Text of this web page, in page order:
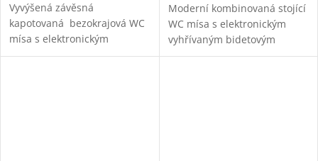
Vyvýšená závěsná
kapotovaná bezokrajová WC
mísa s elektronickým
bidetovým prkénkem
Moderní kombinovaná stojící
WC mísa s elektronickým
vyhřívaným bidetovým
prkénkem LINEA LR200 pro